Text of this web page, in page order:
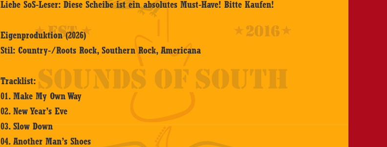
Liebe SoS-Leser: Diese Scheibe ist ein absolutes Must-Have! Bitte Kaufen!
Eigenproduktion (2026)
Stil: Country-/Roots Rock, Southern Rock, Americana
Tracklist:
01. Make My Own Way
02. New Year’s Eve
03. Slow Down
04. Another Man’s Shoes